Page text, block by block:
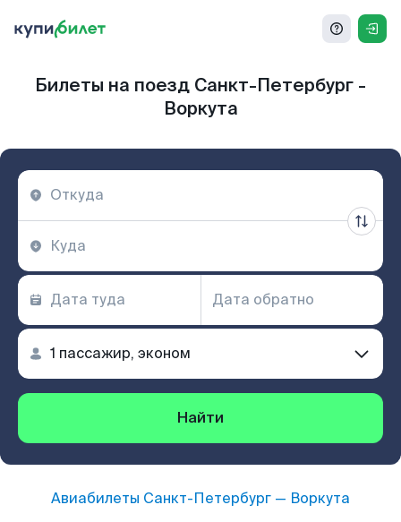
Билеты на поезд Санкт-Петербург -
Воркута
Найти
Авиабилеты Санкт-Петербург — Воркута